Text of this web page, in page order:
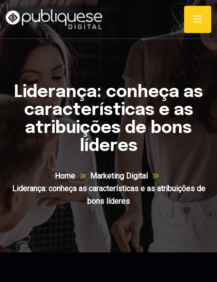
Liderança: conheça as
características e as
atribuições de bons
líderes
Home
Marketing Digital
Liderança: conheça as características e as atribuições de
bons líderes